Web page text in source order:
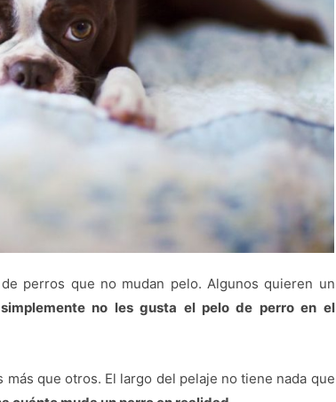
perros que no mudan pelo. Algunos quieren un
no les gusta el pelo de perro en el
que otros. El largo del pelaje no tiene nada que